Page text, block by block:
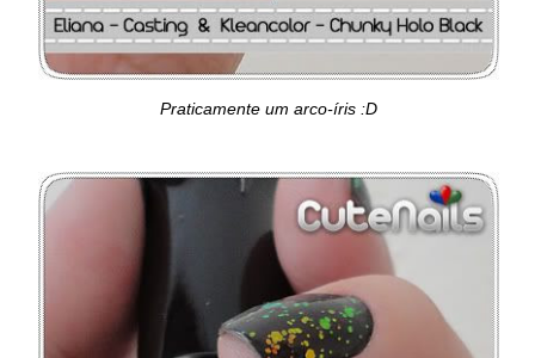
Praticamente um arco-íris :D